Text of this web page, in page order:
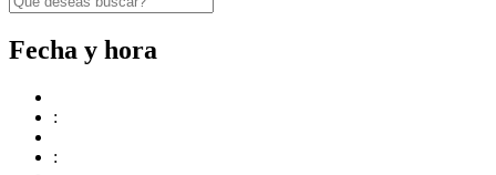
Fecha y hora
:
: